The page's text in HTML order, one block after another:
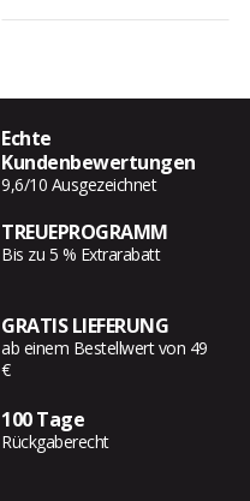
Echte
Kundenbewertungen
9,6/10 Ausgezeichnet
TREUEPROGRAMM
Bis zu 5 % Extrarabatt
GRATIS LIEFERUNG
ab einem Bestellwert von 49
€
100 Tage
Rückgaberecht